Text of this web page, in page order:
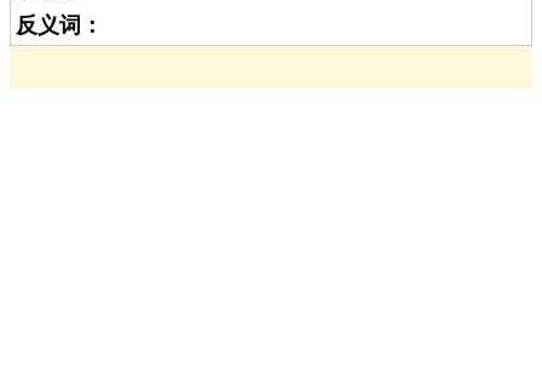
反义词：